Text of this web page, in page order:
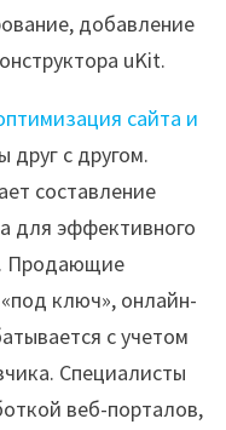
добавление
uKit.
сайта и
друг с другом.
составление
для эффективного
Продающие
ключ», онлайн-
с учетом
Специалисты
веб-порталов,